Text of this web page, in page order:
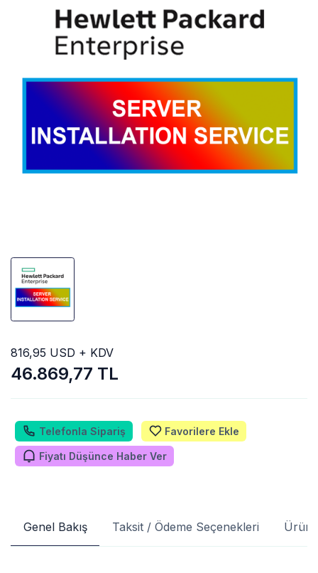
46.869,77 TL
816,95 USD + KDV
Telefonla Sipariş Favorilere Ekle
Fiyatı Düşünce Haber Ver
Genel Bakış Taksit / Ödeme Seçenekleri Ürün